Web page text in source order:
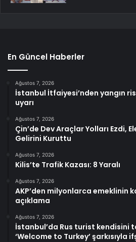
En Güncel Haberler
Ağustos 7, 2026
İstanbul İtfaiyesi’nden yangın
uyarı
Ağustos 7, 2026
Çin’de Dev Araçlar Yolları Ezdi,
Gelirini Kuruttu
Ağustos 7, 2026
Kilis’te Trafik Kazası: 8 Yaralı
Ağustos 7, 2026
AKP’den milyonlarca emeklinin
açıklama
Ağustos 7, 2026
İstanbul’da Rus turist kendisini
‘Welcome to Turkey’ şarkısıyla